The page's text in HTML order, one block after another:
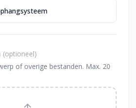
(optioneel)
of overige bestanden. Max. 20